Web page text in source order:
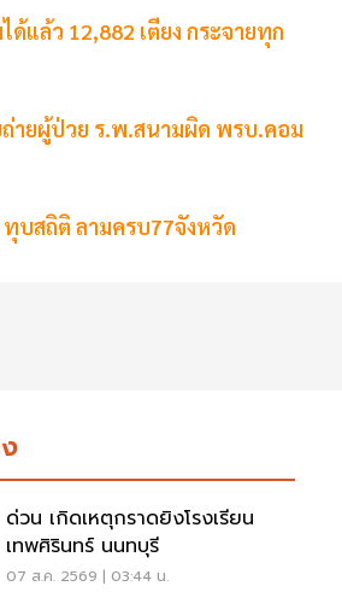
ด้แล้ว 12,882 เตียง กระจายทุก
ายผู้ป่วย ร.พ.สนามผิด พรบ.คอม
บสถิติ ลามครบ77จังหวัด
ด่วน เกิดเหตุกราดยิงโรงเรียน
เทพศิรินทร์ นนทบุรี
07 ส.ค. 2569 | 03:44 น.